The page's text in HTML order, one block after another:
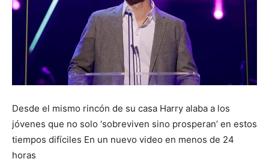
Desde el mismo rincón de su casa Harry alaba a los
jóvenes que no solo ‘sobreviven sino prosperan’ en estos
tiempos difíciles En un nuevo video en menos de 24
horas